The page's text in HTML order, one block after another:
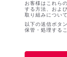
お客様はこれら
する方法、およ
取り組みについ
以下の送信ボタ
保管・処理する